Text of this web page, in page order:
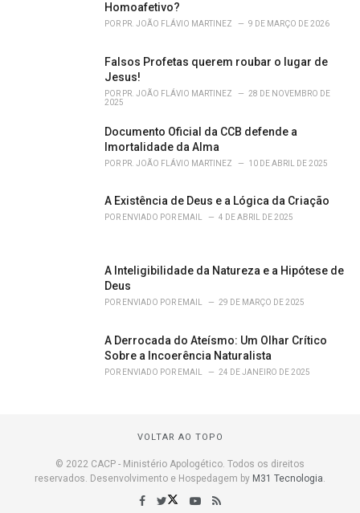
Homoafetivo?
POR PR. JOÃO FLÁVIO MARTINEZ 9 DE MARÇO DE 2026
Falsos Profetas querem roubar o lugar de
Jesus!
POR PR. JOÃO FLÁVIO MARTINEZ
28 DE NOVEMBRO DE
2025
Documento Oficial da CCB defende a
Imortalidade da Alma
POR PR. JOÃO FLÁVIO MARTINEZ 10 DE ABRIL DE 2025
A Existência de Deus e a Lógica da Criação
POR ENVIADO POR EMAIL 4 DE ABRIL DE 2025
A Inteligibilidade da Natureza e a Hipótese de
Deus
POR ENVIADO POR EMAIL 29 DE MARÇO DE 2025
A Derrocada do Ateísmo: Um Olhar Crítico
Sobre a Incoerência Naturalista
POR ENVIADO POR EMAIL 24 DE JANEIRO DE 2025
VOLTAR AO TOPO
© 2022 CACP - Ministério Apologético. Todos os direitos
reservados. Desenvolvimento e Hospedagem by M31 Tecnologia.